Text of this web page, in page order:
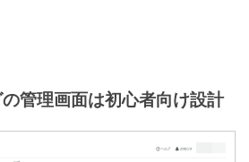
管理画面は初心者向け設計